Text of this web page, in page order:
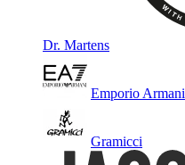
Dr. Martens
Emporio Armani
Gramicci